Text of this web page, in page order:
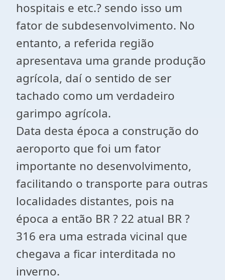
hospitais e etc.? sendo isso um
fator de subdesenvolvimento. No
entanto, a referida região
apresentava uma grande produção
agrícola, daí o sentido de ser
tachado como um verdadeiro
garimpo agrícola.
Data desta época a construção do
aeroporto que foi um fator
importante no desenvolvimento,
facilitando o transporte para outras
localidades distantes, pois na
época a então BR ? 22 atual BR ?
316 era uma estrada vicinal que
chegava a ficar interditada no
inverno.